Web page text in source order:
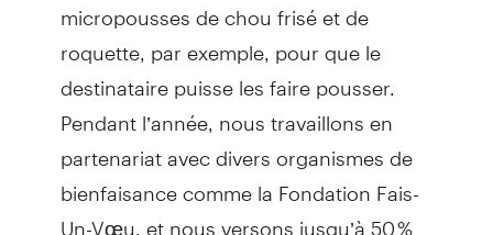
roquette, par exemple, pour que le
destinataire puisse les faire pousser.
Pendant l’année, nous travaillons en
partenariat avec divers organismes de
bienfaisance comme la Fondation Fais-
Un-Vœu, et nous versons jusqu’à 50 %